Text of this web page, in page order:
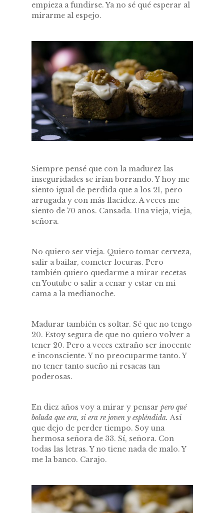
empieza a fundirse. Ya no sé qué esperar al
mirarme al espejo.
Siempre pensé que con la madurez las
inseguridades se irían borrando. Y hoy me
siento igual de perdida que a los 21, pero
arrugada y con más flacidez. A veces me
siento de 70 años. Cansada. Una vieja, vieja,
señora.
No quiero ser vieja. Quiero tomar cerveza,
salir a bailar, cometer locuras. Pero
también quiero quedarme a mirar recetas
en Youtube o salir a cenar y estar en mi
cama a la medianoche.
Madurar también es soltar. Sé que no tengo
20. Estoy segura de que no quiero volver a
tener 20. Pero a veces extraño ser inocente
e inconsciente. Y no preocuparme tanto. Y
no tener tanto sueño ni resacas tan
poderosas.
En diez años voy a mirar y pensar pero qué
boluda que era, si era re joven y espléndida.Así
que dejo de perder tiempo. Soy una
hermosa señora de 33. Sí, señora. Con
todas las letras. Y no tiene nada de malo. Y
me la banco. Carajo.